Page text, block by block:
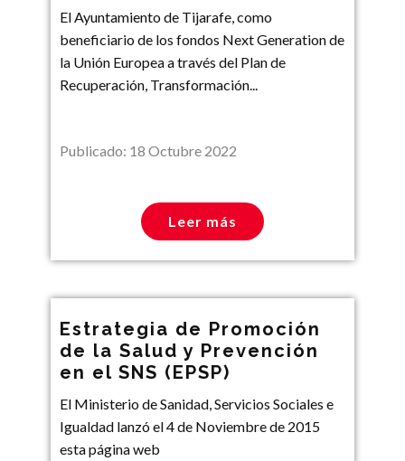
El Ayuntamiento de Tijarafe, como
beneficiario de los fondos Next Generation de
la Unión Europea a través del Plan de
Recuperación, Transformación...
Publicado: 18 Octubre 2022
Leer más
Estrategia de Promoción
de la Salud y Prevención
en el SNS (EPSP)
El Ministerio de Sanidad, Servicios Sociales e
Igualdad lanzó el 4 de Noviembre de 2015
esta página web